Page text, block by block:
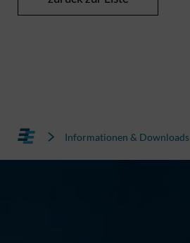
Informationen & Downloads